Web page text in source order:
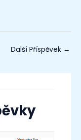
Další Příspěvek →